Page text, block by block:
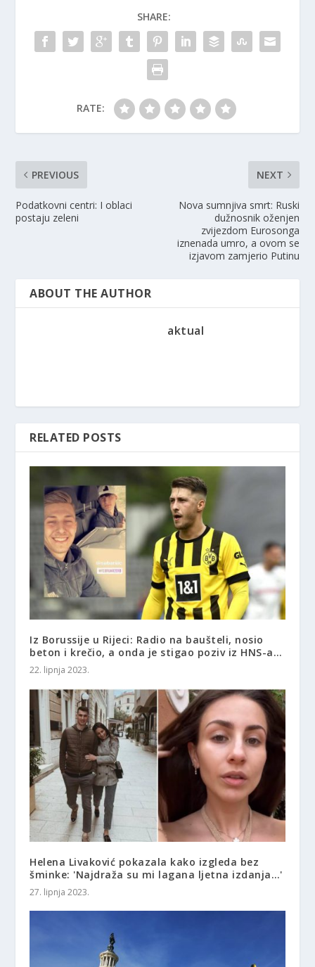
SHARE:
RATE:
PREVIOUS
Podatkovni centri: I oblaci
postaju zeleni
NEXT
Nova sumnjiva smrt: Ruski
dužnosnik oženjen
zvijezdom Eurosonga
iznenada umro, a ovom se
izjavom zamjerio Putinu
ABOUT THE AUTHOR
aktual
RELATED POSTS
Iz Borussije u Rijeci: Radio na baušteli, nosio
beton i krečio, a onda je stigao poziv iz HNS-a…
22. lipnja 2023.
Helena Livaković pokazala kako izgleda bez
šminke: 'Najdraža su mi lagana ljetna izdanja…'
27. lipnja 2023.